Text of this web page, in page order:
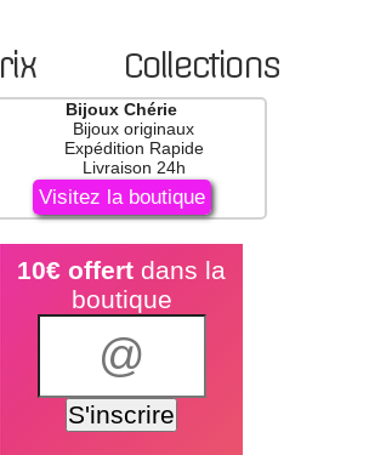
Collections
Bijoux Chérie
Bijoux originaux
Expédition Rapide
Livraison 24h
Visitez la boutique
10€ offert dans la
boutique